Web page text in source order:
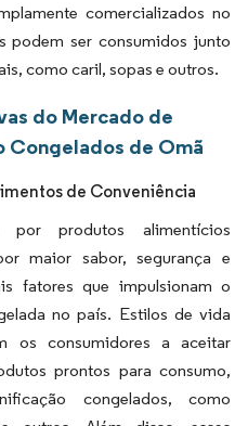
comercializados no
podem ser consumidos junto
como caril, sopas e outros.
do Mercado de
Congelados de Omã
de Conveniência
produtos alimentícios
maior sabor, segurança e
fatores que impulsionam o
no país. Estilos de vida
os consumidores a aceitar
prontos para consumo,
congelados, como